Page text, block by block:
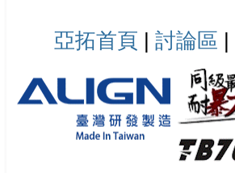
亞拓首頁 | 討論區 |